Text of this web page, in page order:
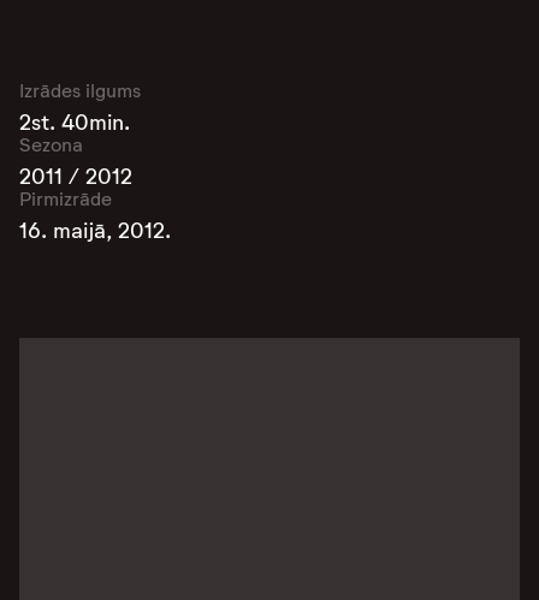
Izrādes ilgums
2st. 40min.
Sezona
2011 / 2012
Pirmizrāde
16. maijā, 2012.